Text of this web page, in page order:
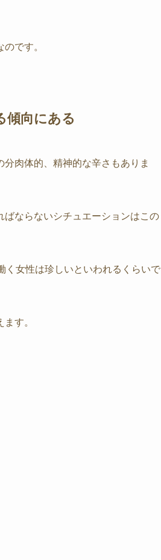
です。
傾向にある
肉体的、精神的な辛さもありま
ならないシチュエーションはこの
く女性は珍しいといわれるくらいで
す。